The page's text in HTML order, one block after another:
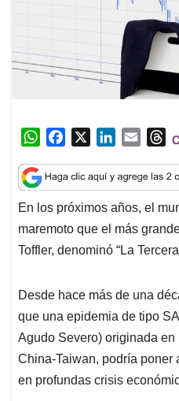
W
a
t
s
A
p
c
e
b
o
o
n
k
e
d
I
a
i
T
r
e
a
d
s
En los próximos años, el
maremoto que el más
Toffler, denominó “La
Desde hace más de una
que una epidemia de tipo
Agudo Severo) originada
China-Taiwan, podría poner
en profundas crisis